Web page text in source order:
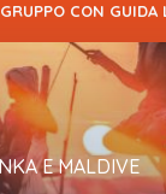
CON GUIDA
E MALDIVE